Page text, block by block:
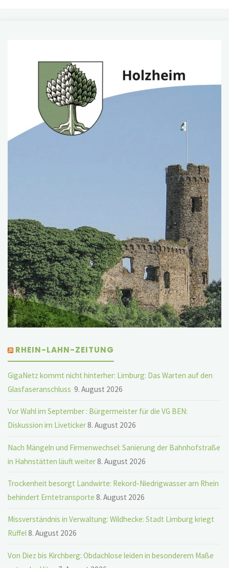
RHEIN-LAHN-ZEITUNG
GigaNetz kommt nicht hinterher: Limburg: Das Warten auf den
Glasfaseranschluss 9. August 2026
Vor Wahl im September : Bürgermeister für die VG BEN:
Diskussion im Liveticker8. August 2026
Nach Mängeln und Firmenwechsel: Sanierung der Bahnhofstraße
in Hahnstätten läuft weiter8. August 2026
Trockenheit besorgt Landwirte: Rekord-Niedrigwasser am Rhein
behindert Erntetransporte 8. August 2026
Missverständnis in Verwaltung: Wildhecke: Stadt Limburg kriegt
Rüffel8. August 2026
Von Diez bis Kirchberg: Obdachlose leiden in besonderem Maße